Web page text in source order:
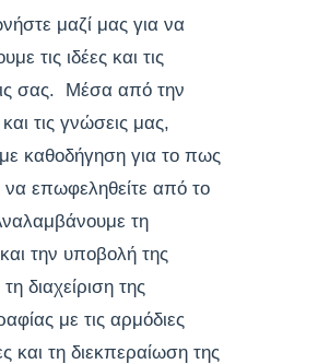
μαζί μας για να
τις ιδέες και τις
σας. Μέσα από την
τις γνώσεις μας,
καθοδήγηση για το πως
να επωφεληθείτε από το
τη
την υποβολή της
διαχείριση της
με τις αρμόδιες
και τη διεκπεραίωση της